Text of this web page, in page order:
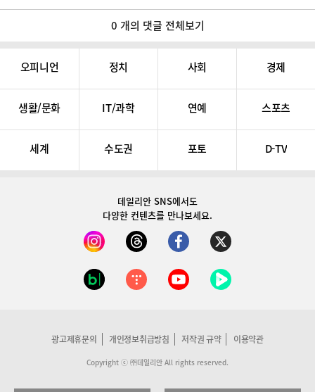
0 개의 댓글 전체보기
오피니언 정치 사회 경제
생활/문화 IT/과학 연예 스포츠
세계 수도권 포토 D-TV
데일리안 SNS에서도
다양한 컨텐츠를 만나보세요.
광고제휴문의 개인정보취급방침 저작권 규약 이용약관
Copyright ⓒ ㈜데일리안 All rights reserved.